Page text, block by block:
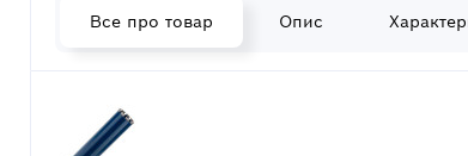
Все про товар Опис